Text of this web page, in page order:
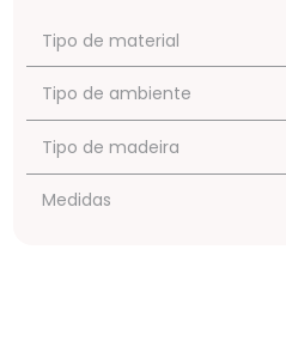
Tipo de material
Tipo de ambiente
Tipo de madeira
Medidas